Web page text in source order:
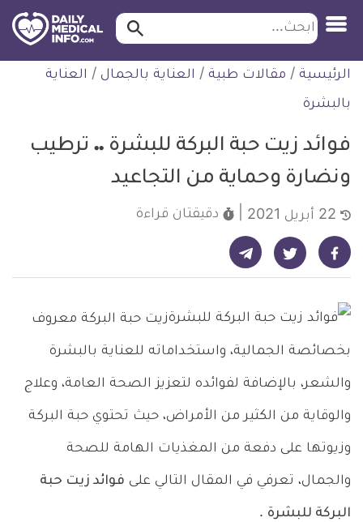
التخطي
للمحتوى
طبية
ابحث ابحث…
الرئيسية / مقالات طبية / العناية بالجمال / العناية
بالبشرة
فوائد زيت حبة البركة للبشرة .. ترطيب
ونضارة وحماية من التجاعيد
دقيقتان قراءة
شارك على فيسبوك - ديلي ميديكال انفو شارك على تويتر - ديلي ميديكال انفو شارك على تيليجرام - ديلي ميديكال انفو
زيت حبة البركة معروف
بخصائصة الجمالية، واستخداماته للعناية بالبشرة
والشعر، بالإضافة لفوائده لتعزيز الصحة العامة، وعلاج
والوقاية من الكثير من الأمراض، حيث تحتوي حبة البركة
وزيوتها على دفعة من المغذيات الهامة للصحة
والجمال، تعرفي في المقال التالي على فوائد زيت حبة
البركة للبشرة .